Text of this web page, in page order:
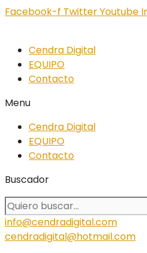
Facebook-f TwitterYoutube
Cendra Digital
EQUIPO
Contacto
Menu
Cendra Digital
EQUIPO
Contacto
Buscador
info@cendradigital.com
cendradigital@hotmail.com